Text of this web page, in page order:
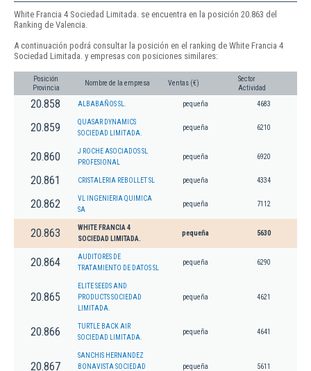
White Francia 4 Sociedad Limitada. se encuentra en la posición 20.863 del
Ranking de Valencia.
A continuación podrá consultar la posición en el ranking de White Francia 4
Sociedad Limitada. y empresas con posiciones similares:
Posición
Provincia
Nombre de la empresa Ventas (€)
Sector
Actividad
20.858 ALBABAÑOS SL. pequeña 4683
20.859
QUASAR DYNAMICS
SOCIEDAD LIMITADA.
pequeña 6210
20.860
J ROCHE ASOCIADOS SL
PROFESIONAL
pequeña 6920
20.861 CRISTALERIA REBOLLET SL pequeña 4334
20.862
VL INGENIERIA QUIMICA
SA
pequeña 7112
20.863
WHITE FRANCIA 4
SOCIEDAD LIMITADA.
pequeña 5630
20.864
AUDITORES DE
TRATAMIENTO DE DATOS SL
pequeña 6290
20.865
ELITE SEEDS AND
PRODUCTS SOCIEDAD
LIMITADA.
pequeña 4621
20.866
TURTLE BACK AIR
SOCIEDAD LIMITADA.
pequeña 4641
20.867
SANCHIS HERNANDEZ
BONAVISTA SOCIEDAD
pequeña 5611